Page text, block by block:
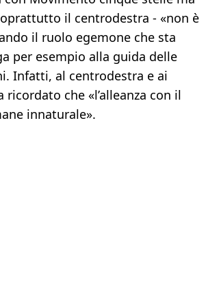
il centrodestra - «non è
il ruolo egemone che sta
per esempio alla guida delle
Infatti, al centrodestra e ai
che «l’alleanza con il
innaturale».